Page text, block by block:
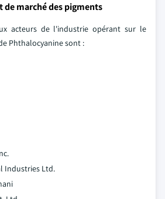
de marché des pigments
acteurs de l'industrie opérant sur le
Phthalocyanine sont :
Industries Ltd.